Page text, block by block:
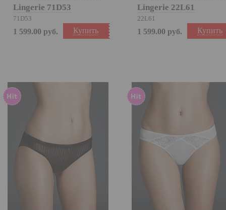
Lingerie 71D53
71D53
Купить
1 599.00 руб.
Lingerie 22L61
22L61
Купить
1 599.00 руб.